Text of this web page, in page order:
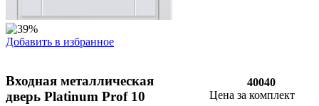
Добавить в избранное
Входная металлическая
дверь Platinum Prof 10
40040
Цена за комплект